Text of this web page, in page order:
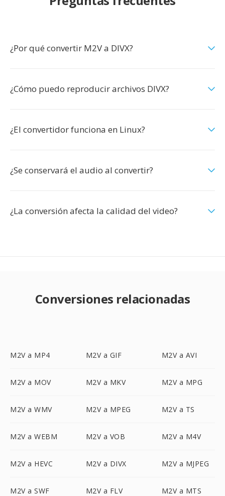
¿Por qué convertir M2V a DIVX?
¿Cómo puedo reproducir archivos DIVX?
¿El convertidor funciona en Linux?
¿Se conservará el audio al convertir?
¿La conversión afecta la calidad del video?
Conversiones relacionadas
M2V a MP4 M2V a GIF M2V a AVI
M2V a MOV M2V a MKV M2V a MPG
M2V a WMV M2V a MPEG M2V a TS
M2V a WEBM M2V a VOB M2V a M4V
M2V a HEVC M2V a DIVX M2V a MJPEG
M2V a SWF M2V a FLV M2V a MTS